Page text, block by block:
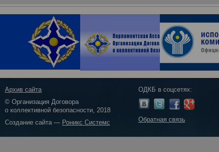
Архив сайта
© Организация Договора
о коллективной безопасности, 2018
Создание сайта — Роникс Системс
ОДКБ в соцсетях:
Обратная связь